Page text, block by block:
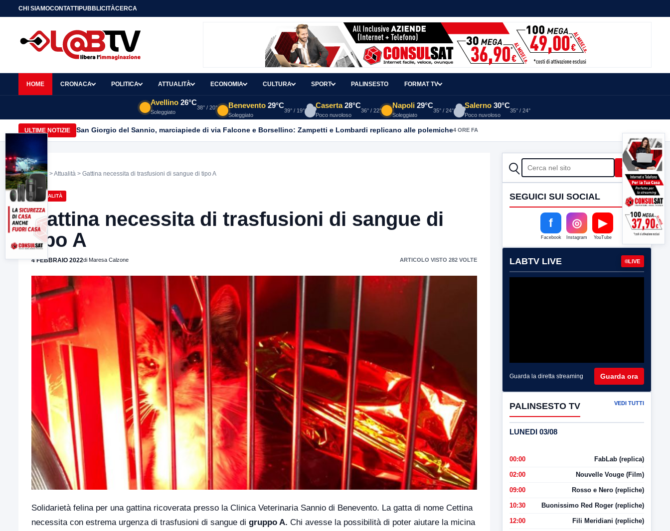
CHI SIAMOCONTATTIPUBBLICITÀCERCA
HOME CRONACA POLITICA ATTUALITÀ ECONOMIA CULTURA SPORT PALINSESTO FORMAT TV
Avellino 26°C
Soleggiato
38° / 20° Benevento 29°C
Soleggiato
39° / 19°
Caserta 28°C
Poco nuvoloso
36° / 22°
Napoli 29°C
Soleggiato
35° / 24°
Salerno 30°C
Poco nuvoloso
35° / 24°
ULTIME NOTIZIE San Giorgio del Sannio, marciapiede di via Falcone e Borsellino: Zampetti e Lombardi replicano alle polemiche4 ORE FA
Home >Attualità > Gattina necessita di trasfusioni di sangue di tipo A
ATTUALITÀ
Gattina necessita di trasfusioni di sangue di
tipo A
4 FEBBRAIO 2022di Maresa Calzone ARTICOLO VISTO 282 VOLTE
Solidarietà felina per una gattina ricoverata presso la Clinica Veterinaria Sannio di Benevento. La gatta di nome Cettina
necessita con estrema urgenza di trasfusioni di sangue di gruppo A. Chi avesse la possibilità di poter aiutare la micina
CERCA Cerca
SEGUICI SUI SOCIAL
f
Facebook
◎
Instagram
▶
YouTube
LABTV LIVE LIVE
Guarda la diretta streaming Guarda ora
PALINSESTO TV VEDI TUTTI
LUNEDI 03/08
00:00 FabLab (replica)
02:00 Nouvelle Vouge (Film)
09:00 Rosso e Nero (repliche)
10:30 Buonissimo Red Roger (repliche)
12:00 Fili Meridiani (repliche)